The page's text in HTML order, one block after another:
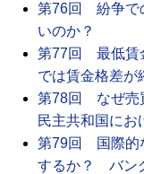
第76回 紛争で
いのか？
第77回 最低賃
では賃金格差
第78回 なぜ売
民主共和国にお
第79回 国際的
するか？ バン